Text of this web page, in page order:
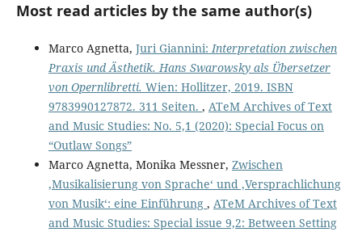
Most read articles by the same author(s)
Marco Agnetta, Juri Giannini:Interpretation zwischen
Praxis und Ästhetik. Hans Swarowsky als Übersetzer
von Opernlibretti. Wien: Hollitzer, 2019. ISBN
9783990127872. 311 Seiten. , ATeM Archives of Text
and Music Studies: No. 5,1 (2020): Special Focus on
“Outlaw Songs”
Marco Agnetta, Monika Messner, Zwischen
‚Musikalisierung von Sprache‘ und ‚Versprachlichung
von Musik‘: eine Einführung , ATeM Archives of Text
and Music Studies: Special issue 9,2: Between Setting